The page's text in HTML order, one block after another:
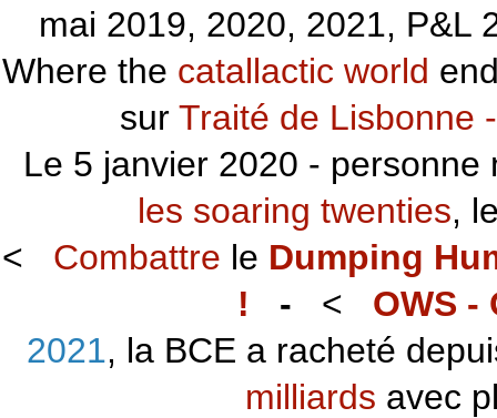
mai 2019, 2020, 2021, P&L
Where the catallactic world
sur Traité de Lisbonne
Le 5 janvier 2020 -
les soaring twenties,
< Combattre le Dumping
! - < OWS -
2021, la BCE a racheté
milliards avec